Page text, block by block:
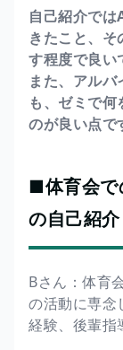
自己紹介で
きたこと、
す程度で良い
また、アル
も、ゼミで
のが良い点で
■体育会で
の自己紹
Bさん：体育
の活動に専念
経験、後輩指